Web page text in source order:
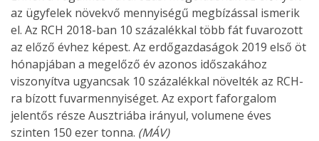
az ügyfelek növekvő mennyiségű megbízással ismerik
el. Az RCH 2018-ban 10 százalékkal több fát fuvarozott
az előző évhez képest. Az erdőgazdaságok 2019 első öt
hónapjában a megelőző év azonos időszakához
viszonyítva ugyancsak 10 százalékkal növelték az RCH-
ra bízott fuvarmennyiséget. Az export faforgalom
jelentős része Ausztriába irányul, volumene éves
szinten 150 ezer tonna. (MÁV)